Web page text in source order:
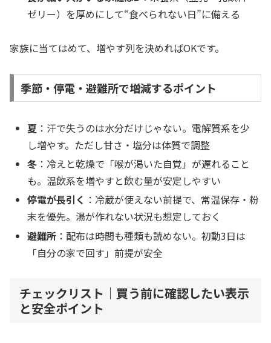
ゼリー）を厚めにして“食べられない日”に備える
家族に当てはめて、増やす列を決めればOKです。
季節・停電・避難所で増減するポイント
夏 ：汗で失うのは水分だけじゃない。電解質系を少
し増やす。ただし甘さ・塩分は体質で調整
冬 ：冷えと乾燥で「喉が渇いた自覚」が遅れること
も。温飲系を増やすと飲む量が安定しやすい
停電が長引く ：冷蔵が使えない前提で、常温保存・粉
末を優先。湯が作れない状況も想定しておく
避難所 ：配布は時間も種類も読めない。初動3日は
「自分の家で回す」前提が安全
チェックリスト｜買う前に確認したい表示
と安全ポイント